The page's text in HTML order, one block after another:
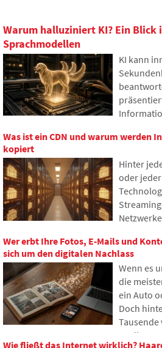
Warum halluziniert KI? Ein Blick
Sprachmodellen
KI kann
Warum
warum
Entwickler
Problem
Was ist ein CDN und warum werden
kopiert
Hinter
oder
nutzen
Artikel
an
heutige
Wer erbt Ihre Fotos, E-Mails und
sich um den digitalen Nachlass
Wenn es
die
ein Auto
Doch
Tausende
Media-
Wie fließt das Internet wirklich?